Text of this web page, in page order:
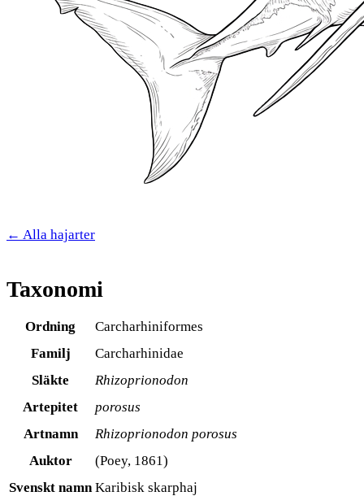
← Alla hajarter
Taxonomi
Ordning
Carcharhiniformes
Familj
Carcharhinidae
Släkte
Rhizoprionodon
Artepitet
porosus
Artnamn
Rhizoprionodon porosus
Auktor
(Poey, 1861)
Svenskt namn Karibisk skarphaj